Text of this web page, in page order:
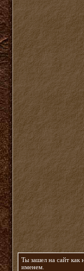
Ты зашел на сайт как
именем